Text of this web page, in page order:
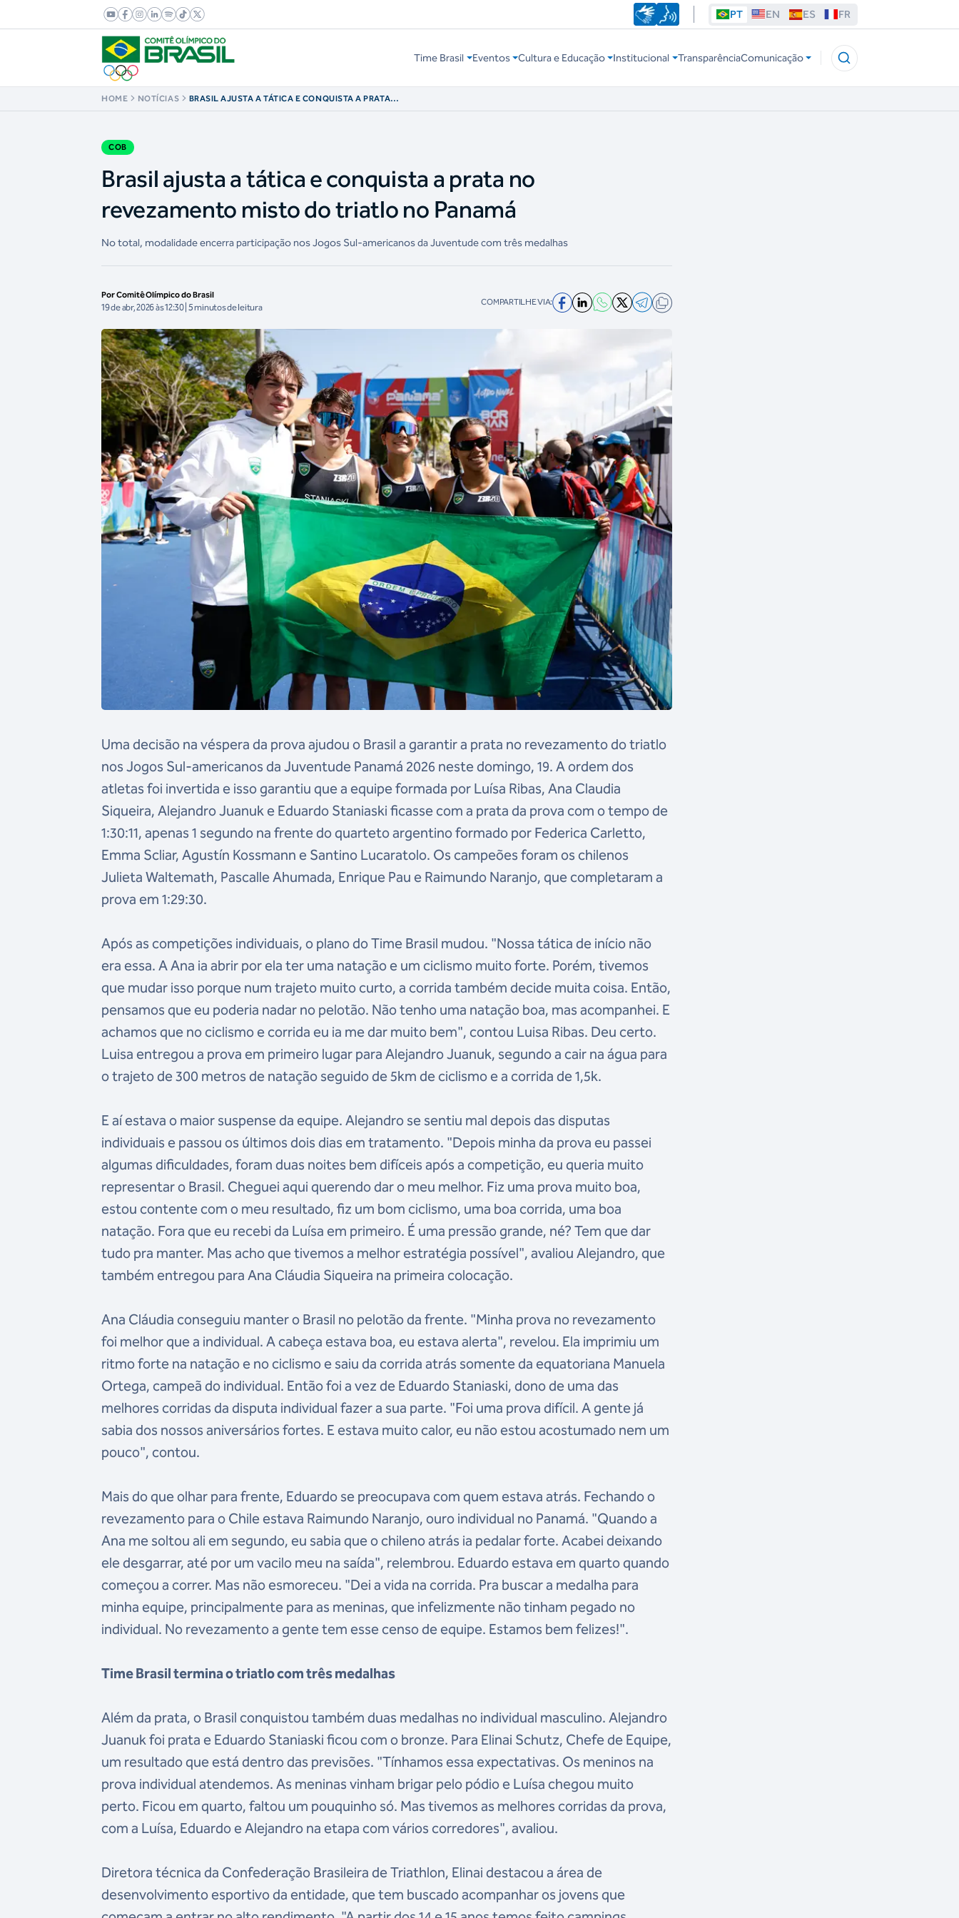
PT EN ES FR
Time Brasil Eventos Cultura e Educação Institucional TransparênciaComunicação
HOME NOTÍCIAS
BRASIL AJUSTA A TÁTICA E CONQUISTA A PRATA
COB
Brasil ajusta a tática e conquista a prata no
revezamento misto do triatlo no Panamá
No total, modalidade encerra participação nos Jogos Sul-americanos da Juventude com três medalhas
Por Comitê Olímpico do Brasil
19 de abr, 2026 às 12:30 | 5 minutos de leitura COMPARTILHE VIA:
Uma decisão na véspera da prova ajudou o Brasil a garantir a prata no revezamento do triatlo
nos Jogos Sul-americanos da Juventude Panamá 2026 neste domingo, 19. A ordem dos
atletas foi invertida e isso garantiu que a equipe formada por Luísa Ribas, Ana Claudia
Siqueira, Alejandro Juanuk e Eduardo Staniaski ficasse com a prata da prova com o tempo de
1:30:11, apenas 1 segundo na frente do quarteto argentino formado por Federica Carletto,
Emma Scliar, Agustín Kossmann e Santino Lucaratolo. Os campeões foram os chilenos
Julieta Waltemath, Pascalle Ahumada, Enrique Pau e Raimundo Naranjo, que completaram a
prova em 1:29:30.
Após as competições individuais, o plano do Time Brasil mudou. "Nossa tática de início não
era essa. A Ana ia abrir por ela ter uma natação e um ciclismo muito forte. Porém, tivemos
que mudar isso porque num trajeto muito curto, a corrida também decide muita coisa. Então,
pensamos que eu poderia nadar no pelotão. Não tenho uma natação boa, mas acompanhei. E
achamos que no ciclismo e corrida eu ia me dar muito bem", contou Luisa Ribas. Deu certo.
Luisa entregou a prova em primeiro lugar para Alejandro Juanuk, segundo a cair na água para
o trajeto de 300 metros de natação seguido de 5km de ciclismo e a corrida de 1,5k.
E aí estava o maior suspense da equipe. Alejandro se sentiu mal depois das disputas
individuais e passou os últimos dois dias em tratamento. "Depois minha da prova eu passei
algumas dificuldades, foram duas noites bem difíceis após a competição, eu queria muito
representar o Brasil. Cheguei aqui querendo dar o meu melhor. Fiz uma prova muito boa,
estou contente com o meu resultado, fiz um bom ciclismo, uma boa corrida, uma boa
natação. Fora que eu recebi da Luísa em primeiro. É uma pressão grande, né? Tem que dar
tudo pra manter. Mas acho que tivemos a melhor estratégia possível", avaliou Alejandro, que
também entregou para Ana Cláudia Siqueira na primeira colocação.
Ana Cláudia conseguiu manter o Brasil no pelotão da frente. "Minha prova no revezamento
foi melhor que a individual. A cabeça estava boa, eu estava alerta", revelou. Ela imprimiu um
ritmo forte na natação e no ciclismo e saiu da corrida atrás somente da equatoriana Manuela
Ortega, campeã do individual. Então foi a vez de Eduardo Staniaski, dono de uma das
melhores corridas da disputa individual fazer a sua parte. "Foi uma prova difícil. A gente já
sabia dos nossos aniversários fortes. E estava muito calor, eu não estou acostumado nem um
pouco", contou.
Mais do que olhar para frente, Eduardo se preocupava com quem estava atrás. Fechando o
revezamento para o Chile estava Raimundo Naranjo, ouro individual no Panamá. "Quando a
Ana me soltou ali em segundo, eu sabia que o chileno atrás ia pedalar forte. Acabei deixando
ele desgarrar, até por um vacilo meu na saída", relembrou. Eduardo estava em quarto quando
começou a correr. Mas não esmoreceu. "Dei a vida na corrida. Pra buscar a medalha para
minha equipe, principalmente para as meninas, que infelizmente não tinham pegado no
individual. No revezamento a gente tem esse censo de equipe. Estamos bem felizes!".
Time Brasil termina o triatlo com três medalhas
Além da prata, o Brasil conquistou também duas medalhas no individual masculino. Alejandro
Juanuk foi prata e Eduardo Staniaski ficou com o bronze. Para Elinai Schutz, Chefe de Equipe,
um resultado que está dentro das previsões. "Tínhamos essa expectativas. Os meninos na
prova individual atendemos. As meninas vinham brigar pelo pódio e Luísa chegou muito
perto. Ficou em quarto, faltou um pouquinho só. Mas tivemos as melhores corridas da prova,
com a Luísa, Eduardo e Alejandro na etapa com vários corredores", avaliou.
Diretora técnica da Confederação Brasileira de Triathlon, Elinai destacou a área de
desenvolvimento esportivo da entidade, que tem buscado acompanhar os jovens que